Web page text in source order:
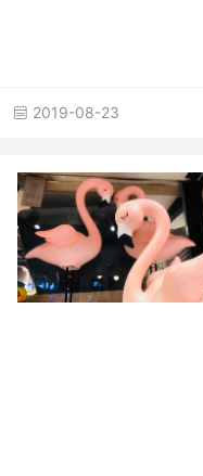
2019-08-23